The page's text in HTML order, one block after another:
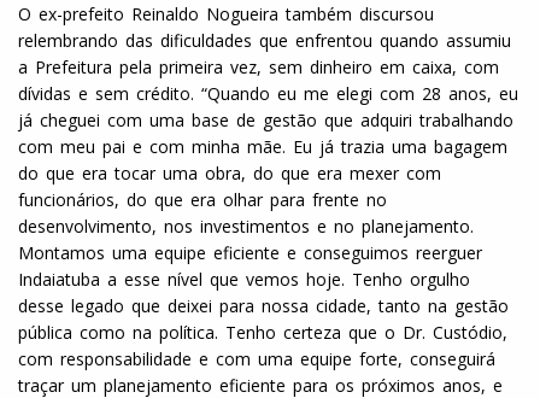
O ex-prefeito Reinaldo Nogueira também discursou
relembrando das dificuldades que enfrentou quando assumiu
a Prefeitura pela primeira vez, sem dinheiro em caixa, com
dívidas e sem crédito. “Quando eu me elegi com 28 anos, eu
já cheguei com uma base de gestão que adquiri trabalhando
com meu pai e com minha mãe. Eu já trazia uma bagagem
do que era tocar uma obra, do que era mexer com
funcionários, do que era olhar para frente no
desenvolvimento, nos investimentos e no planejamento.
Montamos uma equipe eficiente e conseguimos reerguer
Indaiatuba a esse nível que vemos hoje. Tenho orgulho
desse legado que deixei para nossa cidade, tanto na gestão
pública como na política. Tenho certeza que o Dr. Custódio,
com responsabilidade e com uma equipe forte, conseguirá
traçar um planejamento eficiente para os próximos anos, e